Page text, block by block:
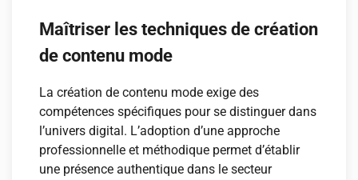
Maîtriser les techniques de création
de contenu mode
La création de contenu mode exige des
compétences spécifiques pour se distinguer dans
l’univers digital. L’adoption d’une approche
professionnelle et méthodique permet d’établir
une présence authentique dans le secteur